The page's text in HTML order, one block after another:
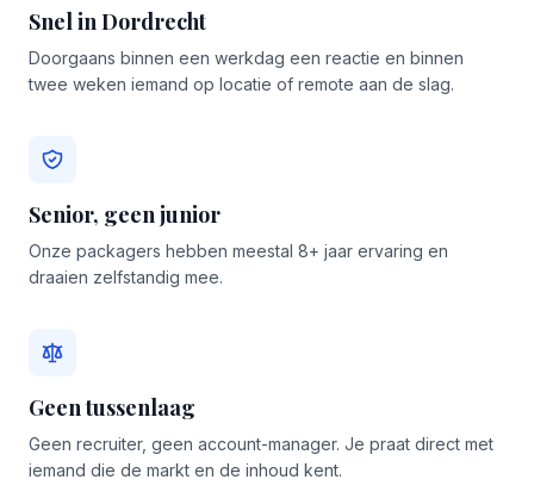
Snel in Dordrecht
Doorgaans binnen een werkdag een reactie en binnen
twee weken iemand op locatie of remote aan de slag.
Senior, geen junior
Onze packagers hebben meestal 8+ jaar ervaring en
draaien zelfstandig mee.
Geen tussenlaag
Geen recruiter, geen account-manager. Je praat direct met
iemand die de markt en de inhoud kent.